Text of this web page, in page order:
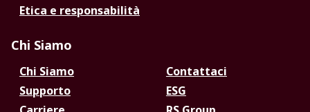
Etica e responsabilità
Chi Siamo
Chi Siamo
Contattaci
Supporto
ESG